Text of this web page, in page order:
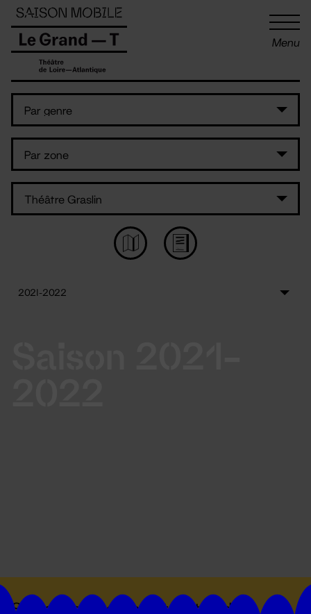
Menu
Suivez toutes les actualités du
Panneau de gestion des cookies